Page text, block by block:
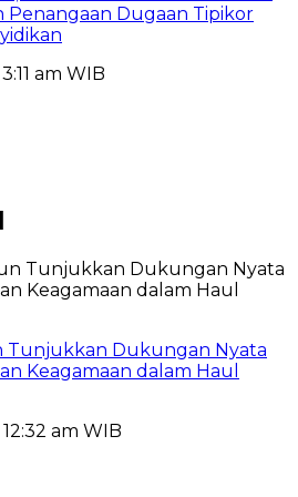
Dugaan Tipikor
am WIB
Tunjukkan Dukungan Nyata
Keagamaan dalam Haul
am WIB